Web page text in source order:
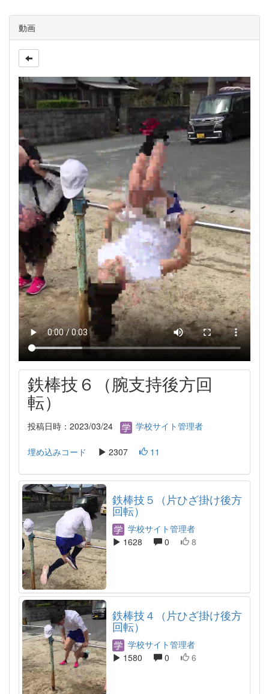
動画
鉄棒技６（腕支持後方回
転）
投稿日時：2023/03/24 学校サイト管理者
埋め込みコード 2307 11
鉄棒技５（片ひざ掛け後方
回転）
学校サイト管理者
1628
0 8
鉄棒技４（片ひざ掛け後方
回転）
学校サイト管理者
1580
0 6